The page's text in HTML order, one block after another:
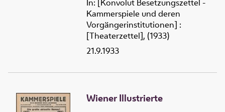
In: [Konvolut Besetzungszettel -
Kammerspiele und deren
Vorgängerinstitutionen] :
[Theaterzettel], (1933)
21.9.1933
Wiener Illustrierte